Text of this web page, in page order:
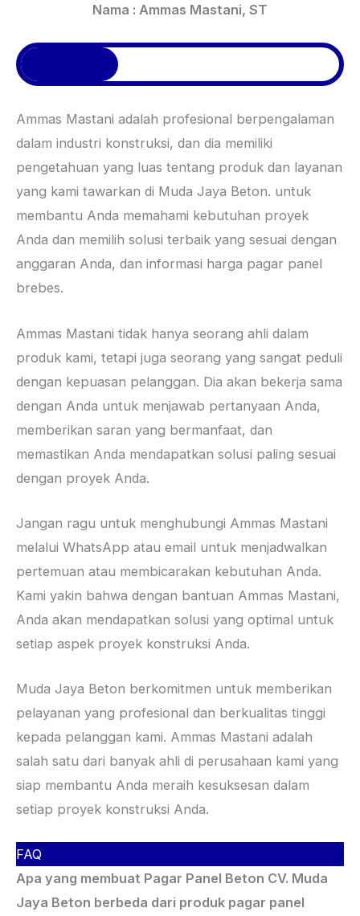
Nama : Ammas Mastani, ST
Ammas Mastani adalah profesional berpengalaman
dalam industri konstruksi, dan dia memiliki
pengetahuan yang luas tentang produk dan layanan
yang kami tawarkan di Muda Jaya Beton. untuk
membantu Anda memahami kebutuhan proyek
Anda dan memilih solusi terbaik yang sesuai dengan
anggaran Anda, dan informasi harga pagar panel
brebes.
Ammas Mastani tidak hanya seorang ahli dalam
produk kami, tetapi juga seorang yang sangat peduli
dengan kepuasan pelanggan. Dia akan bekerja sama
dengan Anda untuk menjawab pertanyaan Anda,
memberikan saran yang bermanfaat, dan
memastikan Anda mendapatkan solusi paling sesuai
dengan proyek Anda.
Jangan ragu untuk menghubungi Ammas Mastani
melalui WhatsApp atau email untuk menjadwalkan
pertemuan atau membicarakan kebutuhan Anda.
Kami yakin bahwa dengan bantuan Ammas Mastani,
Anda akan mendapatkan solusi yang optimal untuk
setiap aspek proyek konstruksi Anda.
Muda Jaya Beton berkomitmen untuk memberikan
pelayanan yang profesional dan berkualitas tinggi
kepada pelanggan kami. Ammas Mastani adalah
salah satu dari banyak ahli di perusahaan kami yang
siap membantu Anda meraih kesuksesan dalam
setiap proyek konstruksi Anda.
FAQ
Apa yang membuat Pagar Panel Beton CV. Muda
Jaya Beton berbeda dari produk pagar panel